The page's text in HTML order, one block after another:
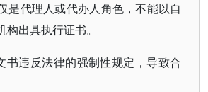
是代理人或代办人角色，不能以自
出具执行证书。
书违反法律的强制性规定，导致合